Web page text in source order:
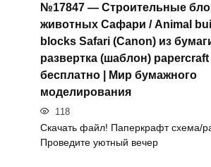
№17847 — Строительные
животных Сафари / Animal
blocks Safari (Canon) из
развертка (шаблон) papercraft
бесплатно | Мир бумажного
моделирования
118
Скачать файл! Паперкрафт схема/
Проведите уютный вечер